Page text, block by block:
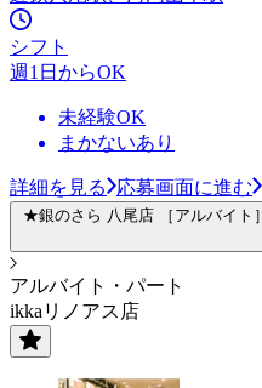
シフト
週1日からOK
未経験OK
まかないあり
詳細を見る 応募画面に進む
★銀のさら 八尾店 ［アルバイト
アルバイト・パート
ikkaリノアス店